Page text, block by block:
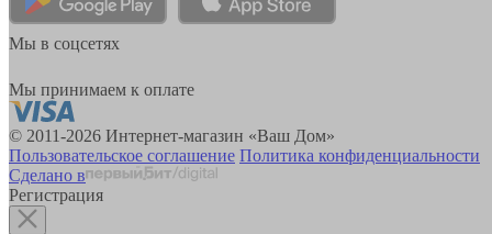
Мы в соцсетях
Мы принимаем к оплате
© 2011-2026 Интернет-магазин «Ваш Дом»
Пользовательское соглашение Политика конфиденциальности
Сделано в
Регистрация